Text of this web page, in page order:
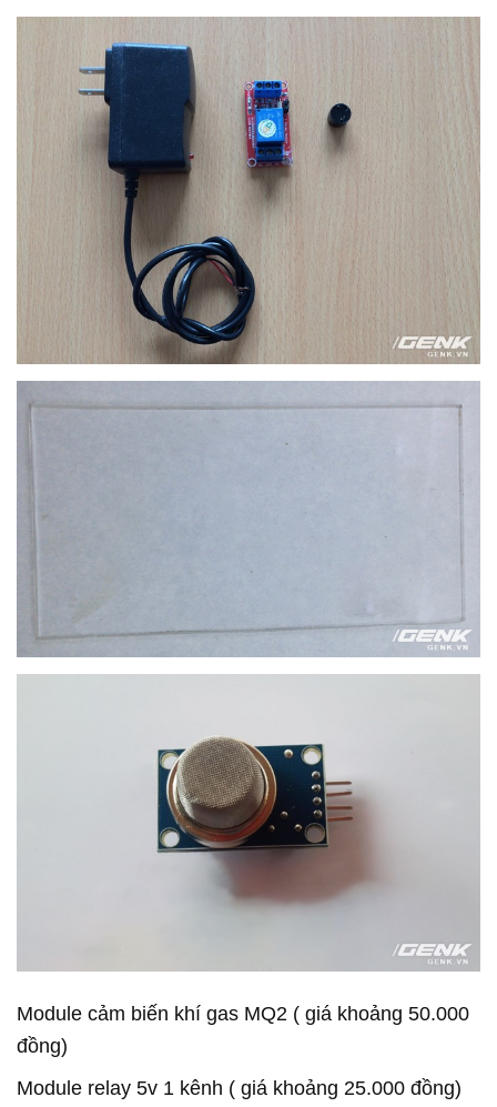
Module cảm biến khí gas MQ2 ( giá khoảng 50.000
đồng)
Module relay 5v 1 kênh ( giá khoảng 25.000 đồng)